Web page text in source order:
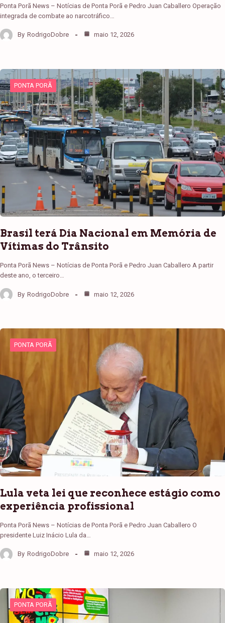
Ponta Porã News – Notícias de Ponta Porã e Pedro Juan Caballero Operação
integrada de combate ao narcotráfico…
By RodrigoDobre maio 12, 2026
PONTA PORÃ
Brasil terá Dia Nacional em Memória de
Vítimas do Trânsito
Ponta Porã News – Notícias de Ponta Porã e Pedro Juan Caballero A partir
deste ano, o terceiro…
By RodrigoDobre maio 12, 2026
PONTA PORÃ
Lula veta lei que reconhece estágio como
experiência profissional
Ponta Porã News – Notícias de Ponta Porã e Pedro Juan Caballero O
presidente Luiz Inácio Lula da…
By RodrigoDobre maio 12, 2026
PONTA PORÃ